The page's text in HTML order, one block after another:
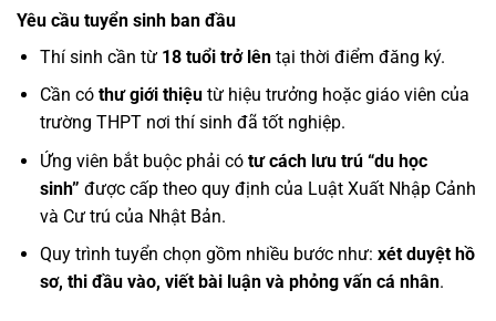
Yêu cầu tuyển sinh ban đầu
Thí sinh cần từ 18 tuổi trở lêntại thời điểm đăng ký.
Cần có thư giới thiệutừ hiệu trưởng hoặc giáo viên của
trường THPT nơi thí sinh đã tốt nghiệp.
Ứng viên bắt buộc phải có tư cách lưu trú “du học
sinh” được cấp theo quy định của Luật Xuất Nhập Cảnh
và Cư trú của Nhật Bản.
Quy trình tuyển chọn gồm nhiều bước như: xét duyệt hồ
sơ, thi đầu vào, viết bài luận và phỏng vấn cá nhân.